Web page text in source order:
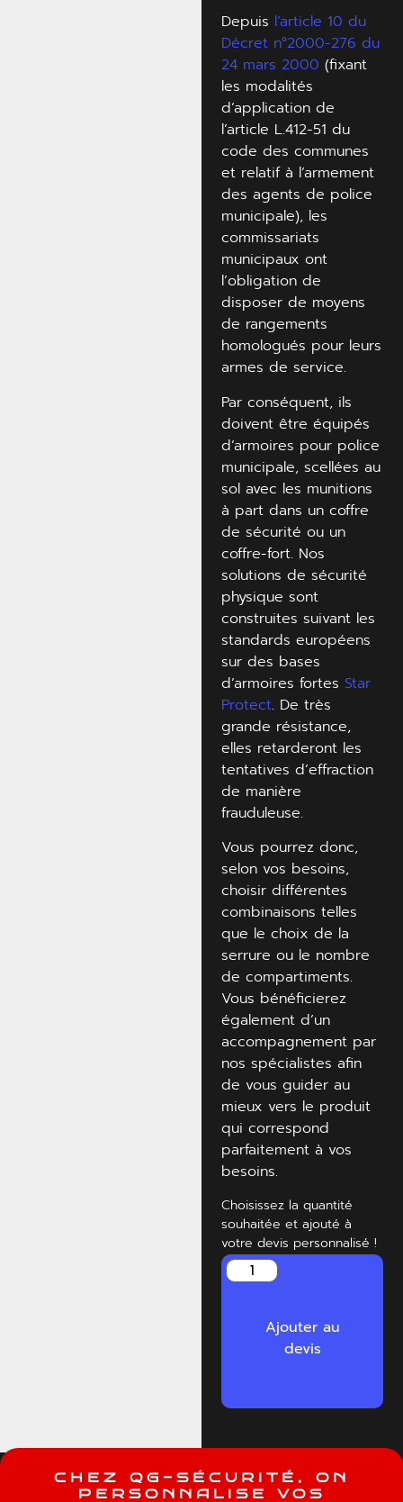
Depuis l’article 10 du
Décret n°2000-276 du
24 mars 2000(fixant
les modalités
d’application de
l’article L.412-51 du
code des communes
et relatif à l’armement
des agents de police
municipale), les
commissariats
municipaux ont
l’obligation de
disposer de moyens
de rangements
homologués pour leurs
armes de service.
Par conséquent, ils
doivent être équipés
d’armoires pour police
municipale, scellées au
sol avec les munitions
à part dans un coffre
de sécurité ou un
coffre-fort. Nos
solutions de sécurité
physique sont
construites suivant les
standards européens
sur des bases
d’armoires fortesStar
Protect. De très
grande résistance,
elles retarderont les
tentatives d’effraction
de manière
frauduleuse.
Vous pourrez donc,
selon vos besoins,
choisir différentes
combinaisons telles
que le choix de la
serrure ou le nombre
de compartiments.
Vous bénéficierez
également d’un
accompagnement par
nos spécialistes afin
de vous guider au
mieux vers le produit
qui correspond
parfaitement à vos
besoins.
Choisissez la quantité
souhaitée et ajouté à
votre devis personnalisé !
Ajouter au
devis
C H E Z Q G - S É C U R I T É , O N
P E R S O N N A L I S E VO S